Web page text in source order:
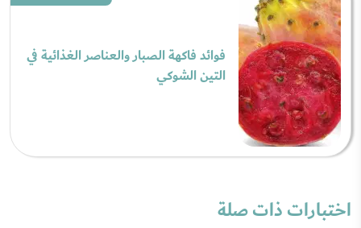
فوائد فاكهة الصبار والعناصر الغذائية في
التين الشوكي
اختبارات ذات صلة